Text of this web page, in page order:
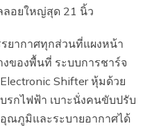
ลอยใหญ่สุด 21 นิ้ว
ยากาศทุกส่วนที่แผงหน้า
ของพื้นที่ ระบบการชาร์จ
Shifter หุ้มด้วย
รกไฟฟ้า เบาะนั่งคนขับปรับ
ณภูมิและระบายอากาศได้